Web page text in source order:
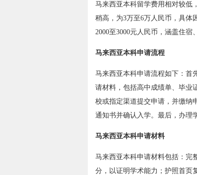
马来西亚本科留学费用相对较低
稍高，为3万至6万人民币，具体
2000至3000元人民币，涵盖住宿
马来西亚本科申请流程
马来西亚本科申请流程如下：首
请材料，包括高中成绩单、毕业
校或指定渠道提交申请，并缴纳
通知书并确认入学。最后，办理
马来西亚本科申请材料
马来西亚本科申请材料包括：完
分，以证明学术能力；护照首页